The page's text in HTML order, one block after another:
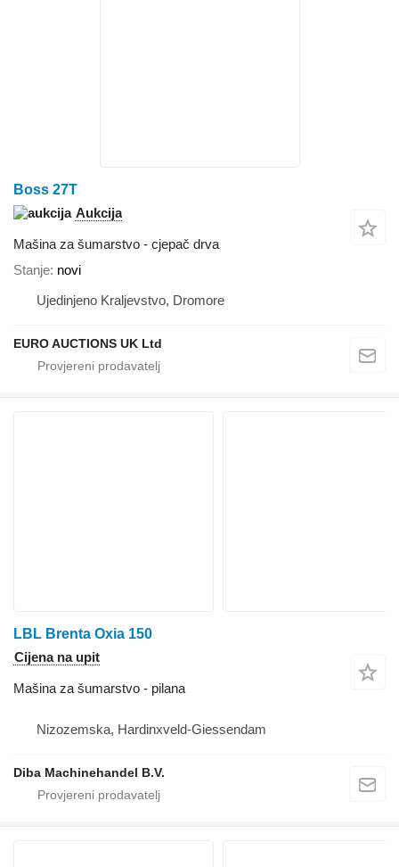
Boss 27T
Aukcija
Mašina za šumarstvo - cjepač drva
Stanje novi
Ujedinjeno Kraljevstvo, Dromore
EURO AUCTIONS UK Ltd
LBL Brenta Oxia 150
Cijena na upit
Mašina za šumarstvo - pilana
Nizozemska, Hardinxveld-Giessendam
Diba Machinehandel B.V.